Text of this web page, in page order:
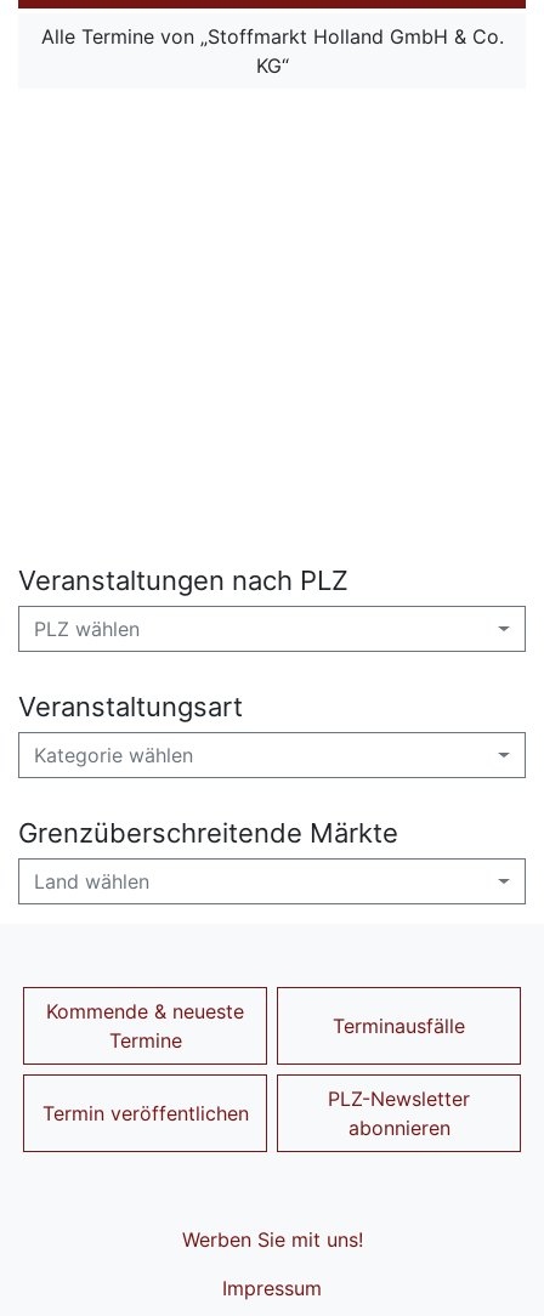
Alle Termine von „Stoffmarkt Holland GmbH & Co.
KG“
Veranstaltungen nach PLZ
PLZ wählen
Veranstaltungsart
Kategorie wählen
Grenzüberschreitende Märkte
Land wählen
Kommende & neueste
Termine
Terminausfälle
Termin veröffentlichen
PLZ-Newsletter
abonnieren
Werben Sie mit uns!
Impressum